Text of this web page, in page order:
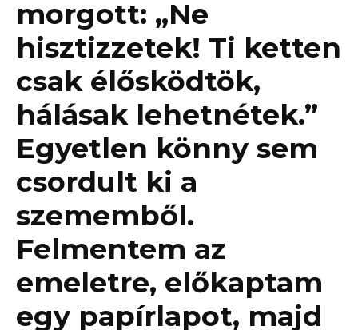
morgott: „Ne
hisztizzetek! Ti ketten
csak élősködtök,
hálásak lehetnétek.”
Egyetlen könny sem
csordult ki a
szememből.
Felmentem az
emeletre, előkaptam
egy papírlapot, majd